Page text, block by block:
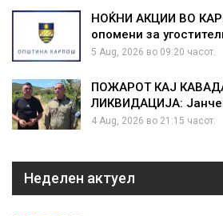
НОЌНИ АКЦИИ ВО
опомени за
5 Aug, 2026 во 09:20 часот.
ПОЖАРОТ КАЈ
ЛИКВИДАЦИЈА:
4 Aug, 2026 во 21:15 часот.
Неделен актуел